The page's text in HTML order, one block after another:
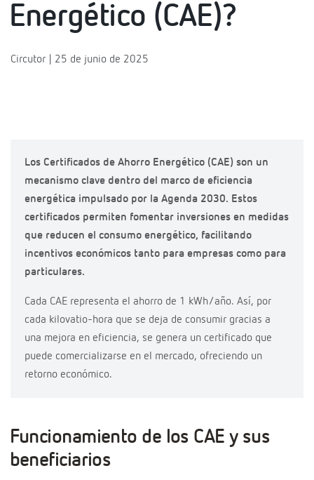
Energético (CAE)?
Circutor | 25 de junio de 2025
Los Certificados de Ahorro Energético (CAE) son un
mecanismo clave dentro del marco de eficiencia
energética impulsado por la Agenda 2030. Estos
certificados permiten fomentar inversiones en medidas
que reducen el consumo energético, facilitando
incentivos económicos tanto para empresas como para
particulares.
Cada CAE representa el ahorro de 1 kWh/año. Así, por
cada kilovatio-hora que se deja de consumir gracias a
una mejora en eficiencia, se genera un certificado que
puede comercializarse en el mercado, ofreciendo un
retorno económico.
Funcionamiento de los CAE y sus
beneficiarios